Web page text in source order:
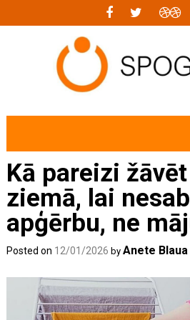
Kā pareizi
ziemā, lai
apģērbu, ne
Posted on 12/01/2026 byAnete Blaua